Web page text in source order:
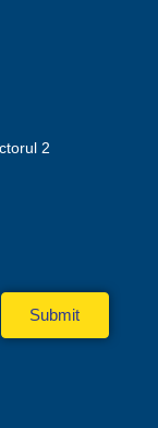
2
Submit